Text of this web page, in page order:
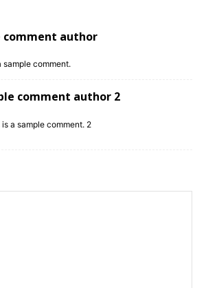
comment author
sample comment.
comment author 2
is a sample comment. 2